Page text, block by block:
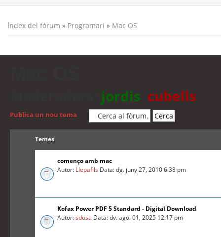
Índex del fòrum » Programari » Mac OS
jordis cubells
Publica un nou tema
Temes
començo amb mac
Autor: Llepafils Data: dg. juny 27, 2010 6:38 pm
Kofax Power PDF 5 Standard - Digital Download
Autor:sdusa Data: dv. ago. 01, 2025 12:17 pm